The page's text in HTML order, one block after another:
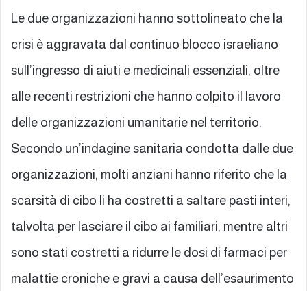
Le due organizzazioni hanno sottolineato che la
crisi è aggravata dal continuo blocco israeliano
sull’ingresso di aiuti e medicinali essenziali, oltre
alle recenti restrizioni che hanno colpito il lavoro
delle organizzazioni umanitarie nel territorio.
Secondo un’indagine sanitaria condotta dalle due
organizzazioni, molti anziani hanno riferito che la
scarsità di cibo li ha costretti a saltare pasti interi,
talvolta per lasciare il cibo ai familiari, mentre altri
sono stati costretti a ridurre le dosi di farmaci per
malattie croniche e gravi a causa dell’esaurimento